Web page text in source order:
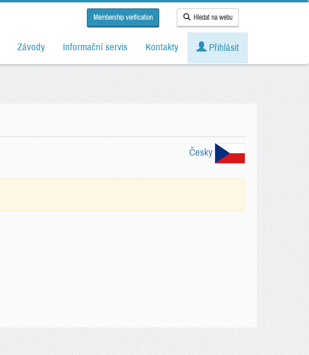
Membership verification Hledat na webu
Závody Informační servis Kontakty Přihlásit
Česky